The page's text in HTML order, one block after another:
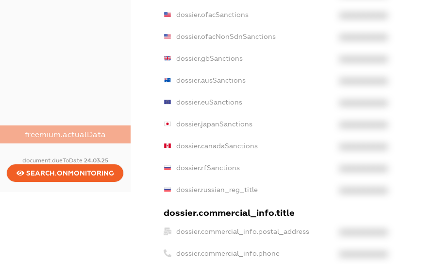
freemium.actualData
document.dueToDate 24.03.25
SEARCH.ONMONITORING
dossier.ofacSanctions
dossier.ofacNonSdnSanctions
dossier.gbSanctions
dossier.ausSanctions
dossier.euSanctions
dossier.japanSanctions
dossier.canadaSanctions
dossier.rfSanctions
dossier.russian_reg_title
dossier.commercial_info.title
dossier.commercial_info.postal_address
dossier.commercial_info.phone